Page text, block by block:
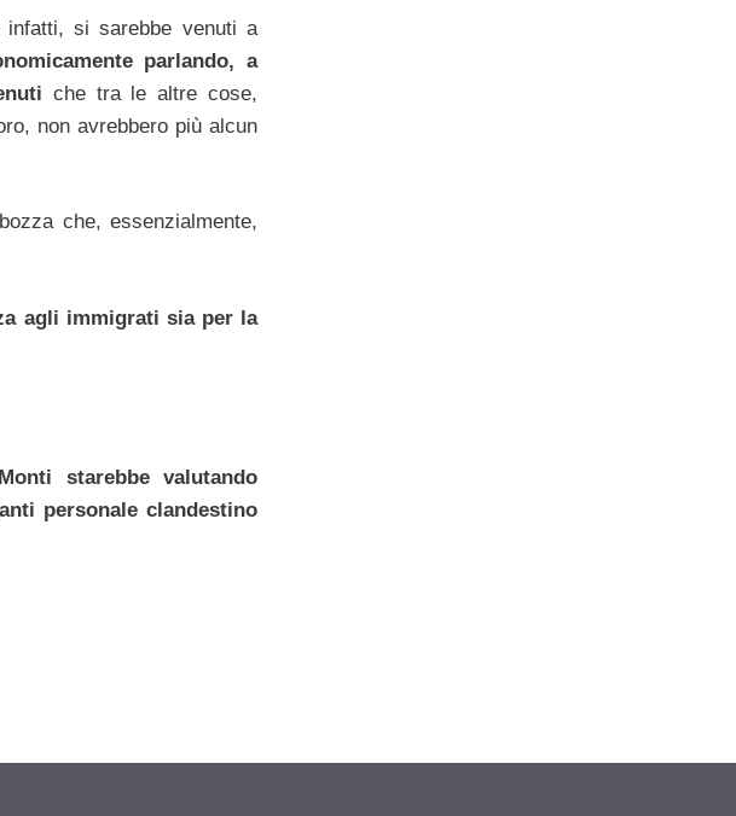
si sarebbe venuti a
parlando, a
che tra le altre cose,
non avrebbero più alcun
che, essenzialmente,
agli immigrati sia per la
starebbe valutando
personale clandestino